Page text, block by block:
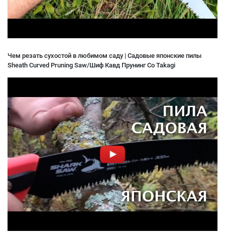
Чем резать сухостой в любимом саду | Садовые японские пилы
Sheath Curved Pruning Saw/Шиф Кавд Прунинг Со Takagi